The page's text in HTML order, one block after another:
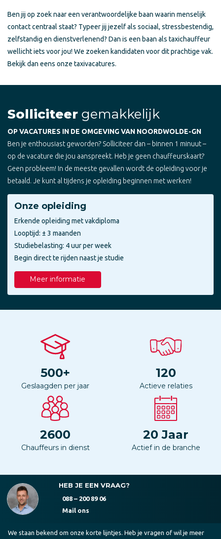
Ben jij op zoek naar een verantwoordelijke baan waarin menselijk
contact centraal staat? Typeer jij jezelf als sociaal, stressbestendig,
zelfstandig en dienstverlenend? Dan is een baan als taxichauffeur
wellicht iets voor jou! We zoeken kandidaten voor dit prachtige vak.
Bekijk dan eens onze taxivacatures.
Solliciteer gemakkelijk
OP VACATURES IN DE OMGEVING VAN NOORDWOLDE-GN
Ben je enthousiast geworden? Solliciteer dan – binnen 1 minuut –
op de vacature die jou aanspreekt. Heb je geen chauffeurskaart?
Geen probleem! In de meeste gevallen wordt de opleiding voor je
betaald. Je kunt al tijdens je opleiding beginnen met werken!
Onze opleiding
Erkende opleiding met vakdiploma
Looptijd: ± 3 maanden
Studiebelasting: 4 uur per week
Begin direct te rijden naast je studie
Meer informatie
500+
Geslaagden per jaar
120
Actieve relaties
2600
Chauffeurs in dienst
20 Jaar
Actief in de branche
HEB JE EEN VRAAG?
088 – 200 89 06
Mail ons
We staan bekend om onze korte lijntjes. Heb je vragen of wil je meer